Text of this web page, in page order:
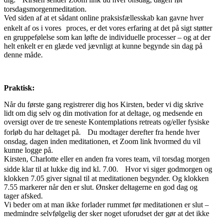
torsdagsmorgenmeditation.
Ved siden af at et sådant online praksisfællesskab kan gavne hver
enkelt af os i vores proces, er det vores erfaring at det på sigt støtter
en gruppefølelse som kan løfte de individuelle processer – og at der
helt enkelt er en glæde ved jævnligt at kunne begynde sin dag på
denne måde.
Praktisk:
Når du første gang registrerer dig hos Kirsten, beder vi dig skrive
lidt om dig selv og din motivation for at deltage, og medsende en
oversigt over de tre seneste Kontemplations retreats og/eller fysiske
forløb du har deltaget på. Du modtager derefter fra hende hver
onsdag, dagen inden meditationen, et Zoom link hvormed du vil
kunne logge på.
Kirsten, Charlotte eller en anden fra vores team, vil torsdag morgen
sidde klar til at lukke dig ind kl. 7.00. Hvor vi siger godmorgen og
klokken 7.05 giver signal til at meditationen begynder. Og klokken
7.55 markerer når den er slut. Ønsker deltagerne en god dag og
tager afsked.
Vi beder om at man ikke forlader rummet før meditationen er slut –
medmindre selvfølgelig der sker noget uforudset der gør at det ikke